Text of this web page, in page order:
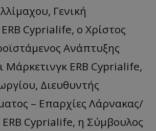
Γενική
Cyprialife, ο Χρίστος
Ανάπτυξης
Μάρκετινγκ ERB Cyprialife,
Διευθυντής
– Επαρχίες Λάρνακας/
Cyprialife, η Σύμβουλος